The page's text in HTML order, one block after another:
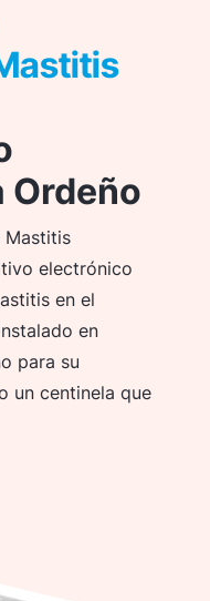
Ordeño
Mastitis
electrónico
en el
en
para su
un centinela que